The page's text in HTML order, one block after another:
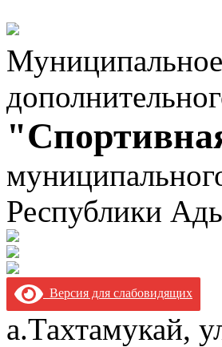
Республики
Версия для слабовидящих
а.Тахтамукай,